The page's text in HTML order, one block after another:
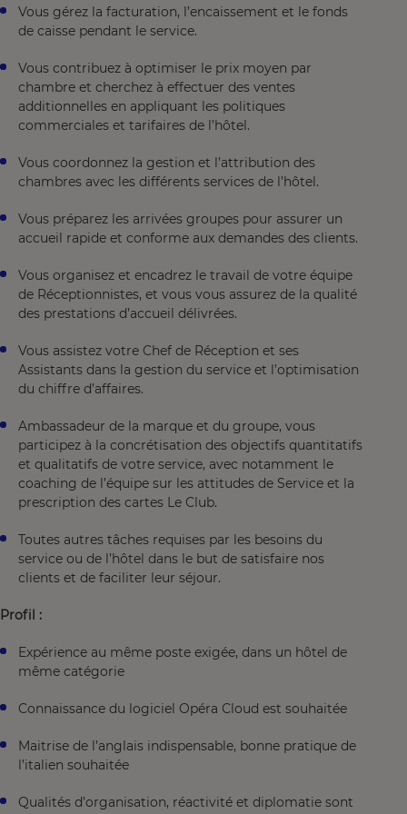
Vous gérez la facturation, l’encaissement et le fonds
de caisse pendant le service.
Vous contribuez à optimiser le prix moyen par
chambre et cherchez à effectuer des ventes
additionnelles en appliquant les politiques
commerciales et tarifaires de l’hôtel.
Vous coordonnez la gestion et l’attribution des
chambres avec les différents services de l’hôtel.
Vous préparez les arrivées groupes pour assurer un
accueil rapide et conforme aux demandes des clients.
Vous organisez et encadrez le travail de votre équipe
de Réceptionnistes, et vous vous assurez de la qualité
des prestations d’accueil délivrées.
Vous assistez votre Chef de Réception et ses
Assistants dans la gestion du service et l’optimisation
du chiffre d’affaires.
Ambassadeur de la marque et du groupe, vous
participez à la concrétisation des objectifs quantitatifs
et qualitatifs de votre service, avec notamment le
coaching de l’équipe sur les attitudes de Service et la
prescription des cartes Le Club.
Toutes autres tâches requises par les besoins du
service ou de l’hôtel dans le but de satisfaire nos
clients et de faciliter leur séjour.
Profil :
Expérience au même poste exigée, dans un hôtel de
même catégorie
Connaissance du logiciel Opéra Cloud est souhaitée
Maitrise de l’anglais indispensable, bonne pratique de
l’italien souhaitée
Qualités d’organisation, réactivité et diplomatie sont